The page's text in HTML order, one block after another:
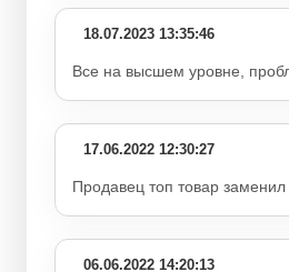
18.07.2023 13:35:46
Все на высшем уровне,
17.06.2022 12:30:27
Продавец топ товар
06.06.2022 14:20:13